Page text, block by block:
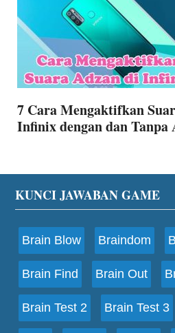
7 Cara Mengaktifkan
Infinix dengan dan
Footer
KUNCI JAWABAN GAME
Brain Blow Braindom
Brain Find Brain Out
Brain Test 2 Brain Test 3